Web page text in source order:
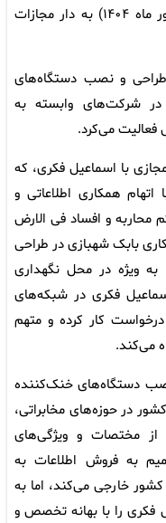
دیوان عالی کشور، صبح امروز (۲۶ شهریور ماه ۱۴۰۴) به دار مجازات
و نصب دستگاه‌های
در شرکت‌های وابسته به
فعالیت می‌کرد.
۱۴۰۰ در یک گروه مجازی با اسماعیل فکری، که
تاریخ ۲۶ خرداد ماه ۱۴۰۴ و با اتهام همکاری اطلاعاتی و
و افساد فی الارض
بابک شهبازی در طراحی
ویژه در محل نگهداری
فکری در شبکه‌های
درخواست کار کرده و متهم
می‌کند.
دستگاه‌های خنک‌کننده
در حوزه‌های مخابراتی،
مختصات و ویژگی‌های
به فروش اطلاعات به
خارجی می‌کند، اما به
را با بهانه تخصص و